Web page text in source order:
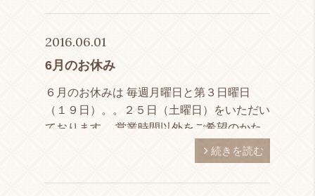
も致しておりますので気 […]
2016.06.01
6月のお休み
６月のお休みは 毎週月曜日と第３日曜日
（１９日）。。２５日（土曜日）をいただい
ております。 営業時間以外をご希望のかた
は気軽にご連絡いただけたらと思いま続きを読む